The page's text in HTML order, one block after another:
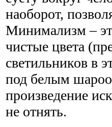
наоборот,
Минимализм –
чистые цвета
светильников в
под белым
произведение
не отнять.